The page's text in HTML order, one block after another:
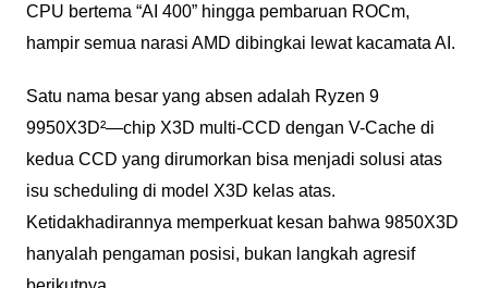
CPU bertema “AI 400” hingga pembaruan ROCm,
hampir semua narasi AMD dibingkai lewat kacamata AI.
Satu nama besar yang absen adalah Ryzen 9
9950X3D²—chip X3D multi-CCD dengan V-Cache di
kedua CCD yang dirumorkan bisa menjadi solusi atas
isu scheduling di model X3D kelas atas.
Ketidakhadirannya memperkuat kesan bahwa 9850X3D
hanyalah pengaman posisi, bukan langkah agresif